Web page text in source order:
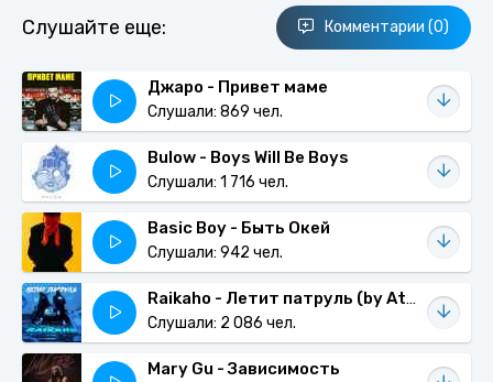
Слушайте еще: Комментарии (0)
Джаро - Привет маме
Слушали: 869 чел.
Bulow - Boys Will Be Boys
Слушали: 1 716 чел.
Basic Boy - Быть Окей
Слушали: 942 чел.
Raikaho - Летит патруль (by Atlanta)
Слушали: 2 086 чел.
Mary Gu - Зависимость